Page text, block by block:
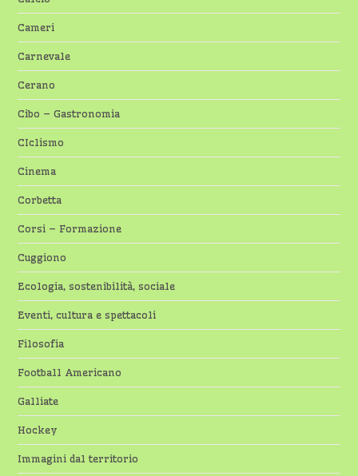
Cameri
Carnevale
Cerano
Cibo – Gastronomia
CIclismo
Cinema
Corbetta
Corsi – Formazione
Cuggiono
Ecologia, sostenibilità, sociale
Eventi, cultura e spettacoli
Filosofia
Football Americano
Galliate
Hockey
Immagini dal territorio